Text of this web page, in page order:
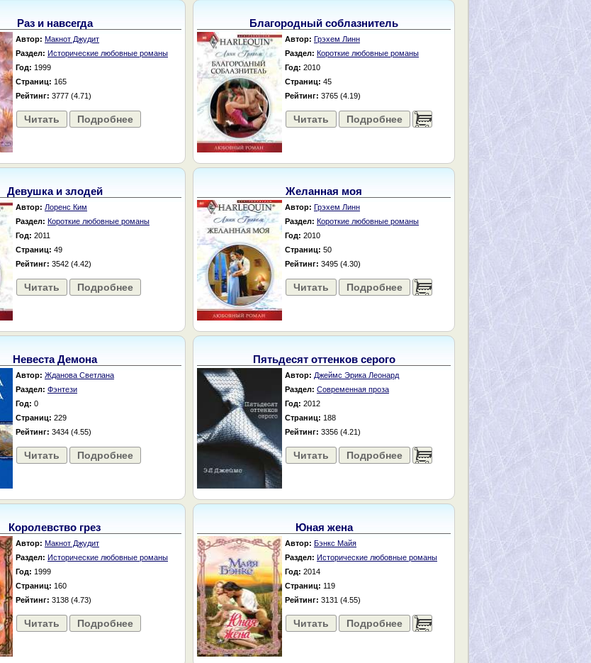
Раз и навсегда
Автор: Макнот Джудит
Раздел: Исторические любовные романы
Год: 1999
Страниц: 165
Рейтинг: 3777 (4.71)
Читать Подробнее
Благородный соблазнитель
Автор: Грэхем Линн
Раздел: Короткие любовные романы
Год: 2010
Страниц: 45
Рейтинг: 3765 (4.19)
Читать Подробнее ......
Девушка и злодей
Автор: Лоренс Ким
Раздел: Короткие любовные романы
Год: 2011
Страниц: 49
Рейтинг: 3542 (4.42)
Читать Подробнее
Желанная моя
Автор: Грэхем Линн
Раздел: Короткие любовные романы
Год: 2010
Страниц: 50
Рейтинг: 3495 (4.30)
Читать Подробнее ......
Невеста Демона
Автор: Жданова Светлана
Раздел: Фэнтези
Год: 0
Страниц: 229
Рейтинг: 3434 (4.55)
Читать Подробнее
Пятьдесят оттенков серого
Автор: Джеймс Эрика Леонард
Раздел: Современная проза
Год: 2012
Страниц: 188
Рейтинг: 3356 (4.21)
Читать Подробнее ......
Королевство грез
Автор: Макнот Джудит
Раздел: Исторические любовные романы
Год: 1999
Страниц: 160
Рейтинг: 3138 (4.73)
Читать Подробнее
Юная жена
Автор: Бэнкс Майя
Раздел: Исторические любовные романы
Год: 2014
Страниц: 119
Рейтинг: 3131 (4.55)
Читать Подробнее ......